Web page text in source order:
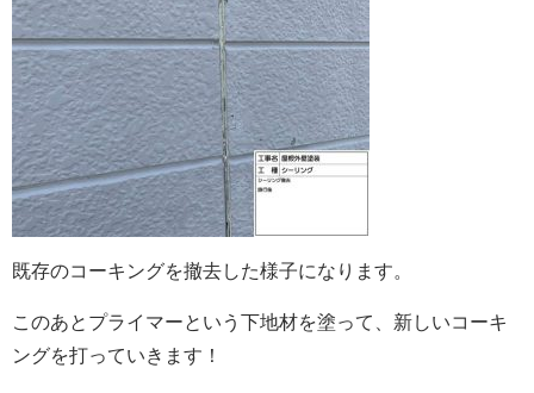
既存のコーキングを撤去した様子になります。
このあとプライマーという下地材を塗って、新しいコーキ
ングを打っていきます！